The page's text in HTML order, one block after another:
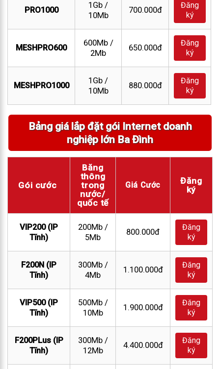
PRO1000
1Gb /
10Mb
700.000đ
Đăng
ký
MESHPRO600
600Mb /
2Mb
650.000đ
Đăng
ký
MESHPRO1000
1Gb /
10Mb
880.000đ
Đăng
ký
Bảng giá lắp đặt gói Internet doanh
nghiệp lớn Ba Đình
Gói cước
Băng
thông
trong
nước/
quốc tế
Giá Cước
Đăng
ký
VIP200 (IP
Tĩnh)
200Mb /
5Mb
800.000đ
Đăng
ký
F200N (IP
Tĩnh)
300Mb /
4Mb
1.100.000đ
Đăng
ký
VIP500 (IP
Tĩnh)
500Mb /
10Mb
1.900.000đ
Đăng
ký
F200PLus (IP
Tĩnh)
300Mb /
12Mb
4.400.000đ
Đăng
ký